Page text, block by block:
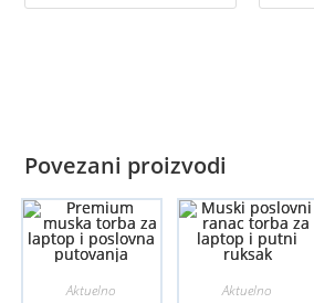
Povezani proizvodi
Aktuelno Aktuelno